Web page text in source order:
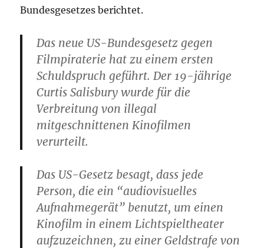
Bundesgesetzes berichtet.
Das neue US-Bundesgesetz gegen
Filmpiraterie hat zu einem ersten
Schuldspruch geführt. Der 19-jährige
Curtis Salisbury wurde für die
Verbreitung von illegal
mitgeschnittenen Kinofilmen
verurteilt.
Das US-Gesetz besagt, dass jede
Person, die ein “audiovisuelles
Aufnahmegerät” benutzt, um einen
Kinofilm in einem Lichtspieltheater
aufzuzeichnen, zu einer Geldstrafe von